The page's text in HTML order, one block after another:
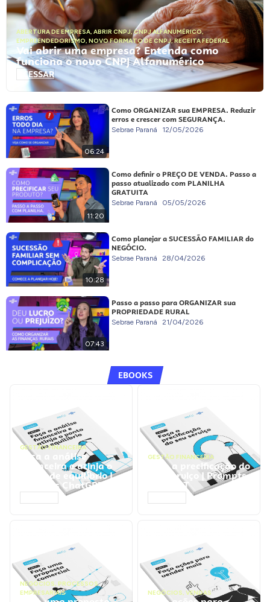
ABERTURA DE EMPRESA, ABRIR CNPJ,CNPJ ALFANUMÉRICO,
EMPREENDEDORISMO, NOVO FORMATO DE CNPJ,RECEITA FEDERAL
Vai abrir uma empresa? Entenda como
funciona o novo CNPJ Alfanumérico
ACESSAR
06:24
Como ORGANIZAR sua EMPRESA. Reduzir
erros e crescer com SEGURANÇA.
Sebrae Paraná 12/05/2026
11:20
Como definir o PREÇO DE VENDA. Passo a
passo atualizado com PLANILHA
GRATUITA
Sebrae Paraná 05/05/2026
10:28
Como planejar a SUCESSÃO FAMILIAR do
NEGÓCIO.
Sebrae Paraná 28/04/2026
07:43
Passo a passo para ORGANIZAR sua
PROPRIEDADE RURAL
Sebrae Paraná 21/04/2026
EBOOKS
GESTÃO FINANCEIRA
Faça a análise
financeira e atinja o
ponto de equilíbrio |
Prompts ChatGPT
GESTÃO FINANCEIRA
Faça a precificação do
seu serviço | Prompts
ChatGPT
NEGÓCIOS, PROCESSOS
EMPRESARIAIS
NEGÓCIOS, VENDAS